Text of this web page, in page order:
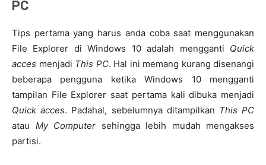
PC
Tips pertama yang harus anda coba saat menggunakan
File Explorer di Windows 10 adalah mengganti Quick
acces menjadi This PC. Hal ini memang kurang disenangi
beberapa pengguna ketika Windows 10 mengganti
tampilan File Explorer saat pertama kali dibuka menjadi
Quick acces. Padahal, sebelumnya ditampilkan This PC
atau My Computer sehingga lebih mudah mengakses
partisi.